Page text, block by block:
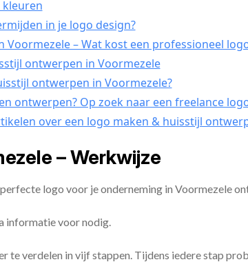
kleuren
in je logo design?
Voormezele – Wat kost een professioneel
ontwerpen in Voormezele
ontwerpen in Voormezele?
ontwerpen? Op zoek naar een freelance
over een logo maken & huisstijl
– Werkwijze
logo voor je onderneming in Voormezele
informatie voor nodig.
te verdelen in vijf stappen. Tijdens iedere stap